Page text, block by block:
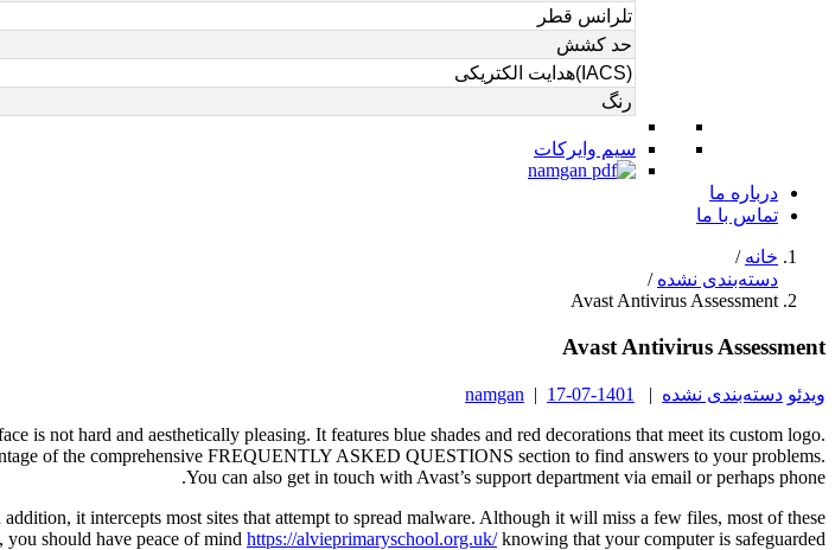
تلرانس قطر
حد کشش
(IACS)هدایت الکتریکی
رنگ
سیم وایرکات
درباره ما
تماس با ما
خانه /
دسته‌بندی نشده /
Avast Antivirus Assessment
Avast Antivirus Assessment
ویدئو دسته‌بندی نشده |
1401-07-17
|
namgan
is not hard and aesthetically pleasing. It features blue shades and red decorations that meet its custom logo.
of the comprehensive FREQUENTLY ASKED QUESTIONS section to find answers to your problems.
You can also get in touch with Avast’s support department via email or perhaps phone.
it intercepts most sites that attempt to spread malware. Although it will miss a few files, most of these
you should have peace of mind https://alvieprimaryschool.org.uk/knowing that your computer is safeguarded.